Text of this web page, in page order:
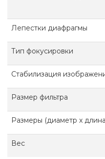
Лепестки диафрагмы
Тип фокусировки
Стабилизация
Размер фильтра
Размеры (диаметр x
Вес